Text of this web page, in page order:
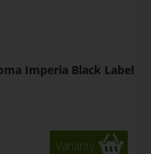
Imperia Black Label
Varianty